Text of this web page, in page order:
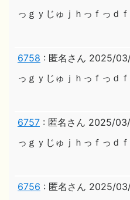
っｇｙじゅｊｈっｆっｄ
6758 : 匿名さん 2025/
っｇｙじゅｊｈっｆっｄ
6757 : 匿名さん 2025/
っｇｙじゅｊｈっｆっｄ
6756 : 匿名さん 2025/